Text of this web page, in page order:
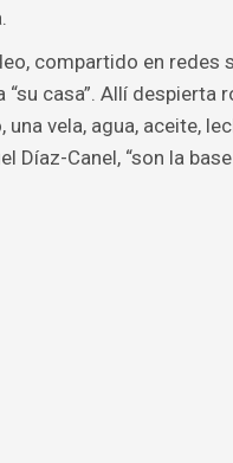
compartido en redes
“su casa”. Allí
una vela, agua, aceite,
Díaz-Canel, “son la